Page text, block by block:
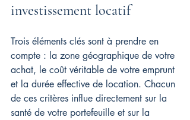
investissement locatif
Trois éléments clés sont à prendre en
compte : la zone géographique de votre
achat, le coût véritable de votre emprunt
et la durée effective de location. Chacun
de ces critères influe directement sur la
santé de votre portefeuille et sur la